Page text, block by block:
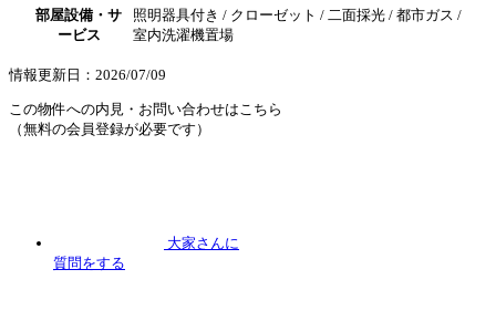
部屋設備・サ
ービス
照明器具付き / クローゼット / 二面採光 / 都市ガス /
室内洗濯機置場
情報更新日：2026/07/09
この物件への内見・お問い合わせはこちら
（無料の会員登録が必要です）
大家さんに
質問をする